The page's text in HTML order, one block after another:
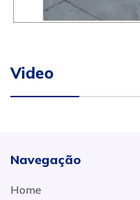
Video
Navegação
Home